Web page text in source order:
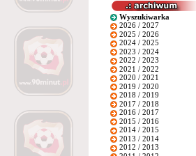
Wyszukiwarka
2026 / 2027
2025 / 2026
2024 / 2025
2023 / 2024
2022 / 2023
2021 / 2022
2020 / 2021
2019 / 2020
2018 / 2019
2017 / 2018
2016 / 2017
2015 / 2016
2014 / 2015
2013 / 2014
2012 / 2013